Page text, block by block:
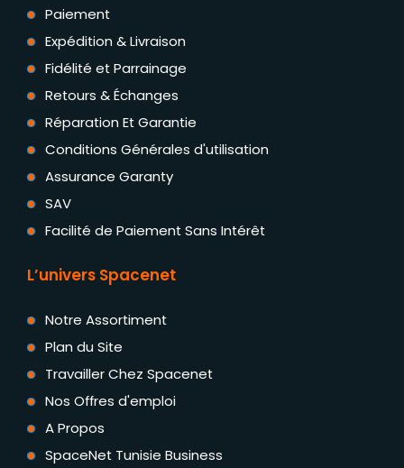
Paiement
Expédition & Livraison
Fidélité et Parrainage
Retours & Échanges
Réparation Et Garantie
Conditions Générales d'utilisation
Assurance Garanty
SAV
Facilité de Paiement Sans Intérêt
L’univers Spacenet
Notre Assortiment
Plan du Site
Travailler Chez Spacenet
Nos Offres d'emploi
A Propos
SpaceNet Tunisie Business